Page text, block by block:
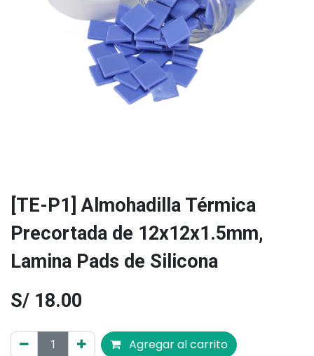
[TE-P1] Almohadilla Térmica
Precortada de 12x12x1.5mm,
Lamina Pads de Silicona
S/ 18.00
Agregar al carrito